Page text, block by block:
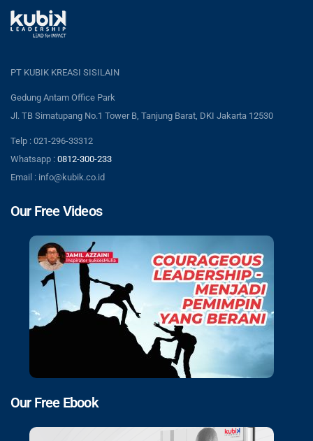
PT KUBIK KREASI SISILAIN
Gedung Antam Office Park
Jl. TB Simatupang No.1 Tower B, Tanjung Barat, DKI Jakarta 12530
Telp : 021-296-33312
Whatsapp : 0812-300-233
Email : info@kubik.co.id
Our Free Videos
Our Free Ebook